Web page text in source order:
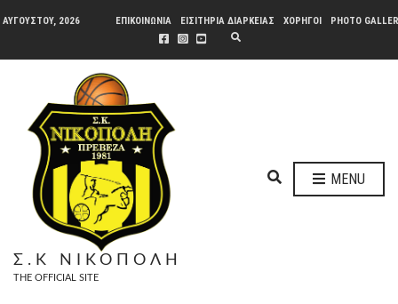
ΑΥΓΟΎΣΤΟΥ, 2026 ΕΠΙΚΟΙΝΩΝΙΑ ΕΙΣΙΤΗΡΙΑ ΔΙΑΡΚΕΙΑΣ ΧΟΡΗΓΟΙ
PHOTO
P
Σ.Κ ΝΙΚΟΠΟΛΗ
THE OFFICIAL SITE
MENU